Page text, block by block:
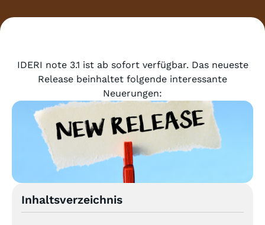
IDERI note 3.1 ist ab sofort verfügbar. Das neueste
Release beinhaltet folgende interessante
Neuerungen:
Inhaltsverzeichnis